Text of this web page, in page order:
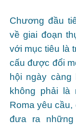
Chương đầu
về giai đoạn
với mục tiêu là
cấu được đổi
hội ngày
không phải là
Roma yêu
đưa ra